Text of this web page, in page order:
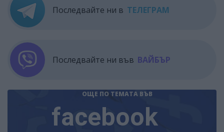
Последвайте ни в ТЕЛЕГРАМ
Последвайте ни във ВАЙБЪР
ОЩЕ ПО ТЕМАТА ВЪВ
facebook